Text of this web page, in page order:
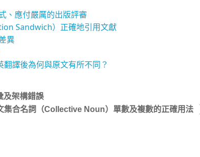
、應付嚴厲的出版評審
Sandwich）正確地引用文獻
異
譯後為何與原文有所不同？
及架構錯誤
集合名詞（Collective Noun）單數及複數的正確用法